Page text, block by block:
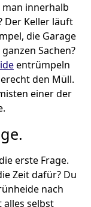
innerhalb
Der Keller läuft
die Garage
Sachen?
entrümpeln
den Müll.
einer der
erste Frage.
Zeit dafür? Du
nach
selbst